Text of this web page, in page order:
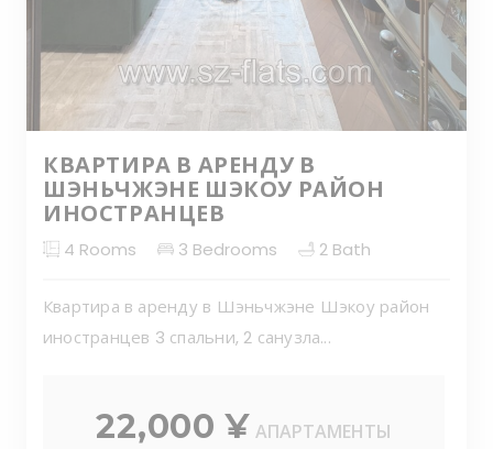
КВАРТИРА В АРЕНДУ В
ШЭНЬЧЖЭНЕ ШЭКОУ РАЙОН
ИНОСТРАНЦЕВ
4 Rooms 3 Bedrooms 2 Bath
Квартира в аренду в Шэньчжэне Шэкоу район
иностранцев 3 спальни, 2 санузла...
22,000 ¥ АПАРТАМЕНТЫ